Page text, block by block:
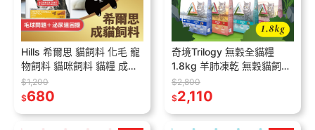
Hills 希爾思 貓飼料 化毛 寵
物飼料 貓咪飼料 貓糧 成貓
毛球控制 雞肉配方 貓乾乾
貓乾糧
$1,200
$680
奇境Trilogy 無穀全貓糧
1.8kg 羊肺凍乾 無穀貓飼料
凍乾貓飼料 全齡貓飼料 貓
飼料 貓糧 凍乾飼料
$2,800
$2,110